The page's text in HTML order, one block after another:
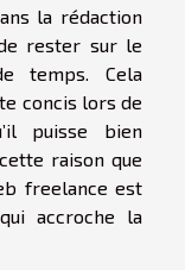
la rédaction
rester sur le
temps. Cela
concis lors de
puisse bien
raison que
freelance est
accroche la